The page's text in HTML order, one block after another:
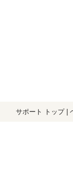
サポート トップ|